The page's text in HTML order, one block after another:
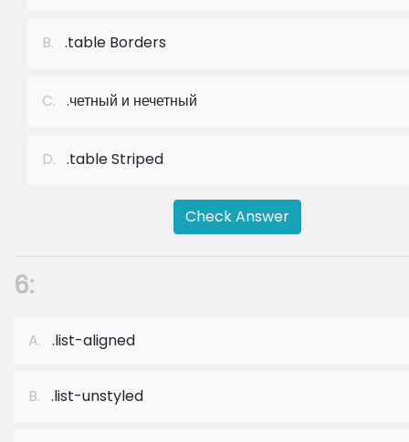
B. .table Borders
C. .четный и нечетный
D. .table Striped
Check Answer
6:
A. .list-aligned
B. .list-unstyled